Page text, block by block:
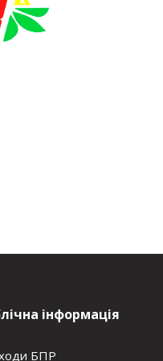
інформація
БПР